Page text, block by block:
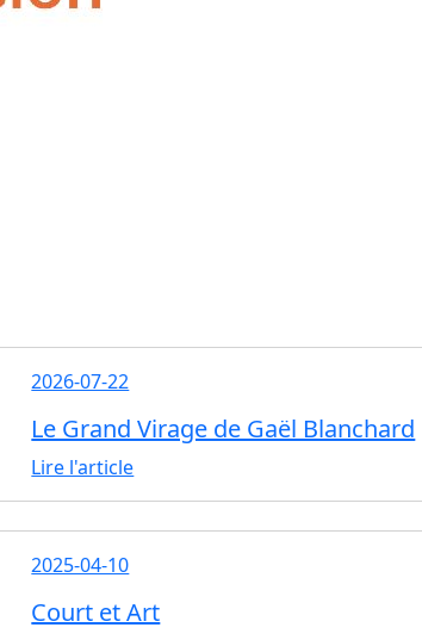
2026-07-22
Le Grand Virage de Gaël Blanchard
Lire l'article
2025-04-10
Court et Art